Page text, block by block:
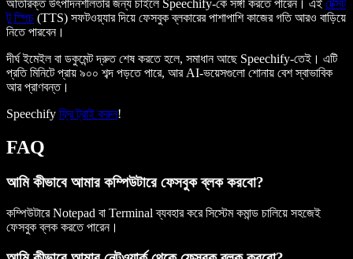
অতিরিক্ত উৎপাদনশীলতার জন্য চাইলে Speechify-কে সঙ্গী করতে পারেন। এই টেক্সট
টু স্পিচ (TTS) সফটওয়্যার দিয়ে ফেসবুক ব্লকারের পাশাপাশি কাজের গতি আরও বাড়িয়ে
নিতে পারবেন।
দীর্ঘ ইমেইল বা ডকুমেন্ট দ্রুত শেষ করতে হলে, সমাধান আছে Speechify-তেই। এটি
প্রতি মিনিটে প্রায় ৯০০ শব্দ পড়তে পারে, আর AI-ভয়েসগুলো শোনায় বেশ স্বাভাবিক
আর প্রাণবন্ত।
Speechify ফ্রি ট্রাই করুন!
FAQ
আমি কীভাবে আমার কম্পিউটারে ফেসবুক ব্লক করবো?
কম্পিউটারে Notepad বা Terminal ব্যবহার করে সিস্টেম কমান্ড চালিয়ে সহজেই
ফেসবুক ব্লক করতে পারেন।